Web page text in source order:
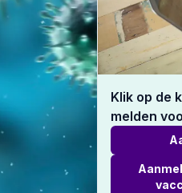
Klik op de
melden